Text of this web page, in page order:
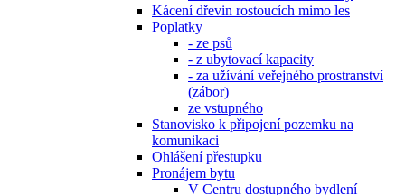
Kácení dřevin rostoucích mimo les
Poplatky
- ze psů
- z ubytovací kapacity
- za užívání veřejného prostranství
(zábor)
ze vstupného
Stanovisko k připojení pozemku na
komunikaci
Ohlášení přestupku
Pronájem bytu
V Centru dostupného bydlení